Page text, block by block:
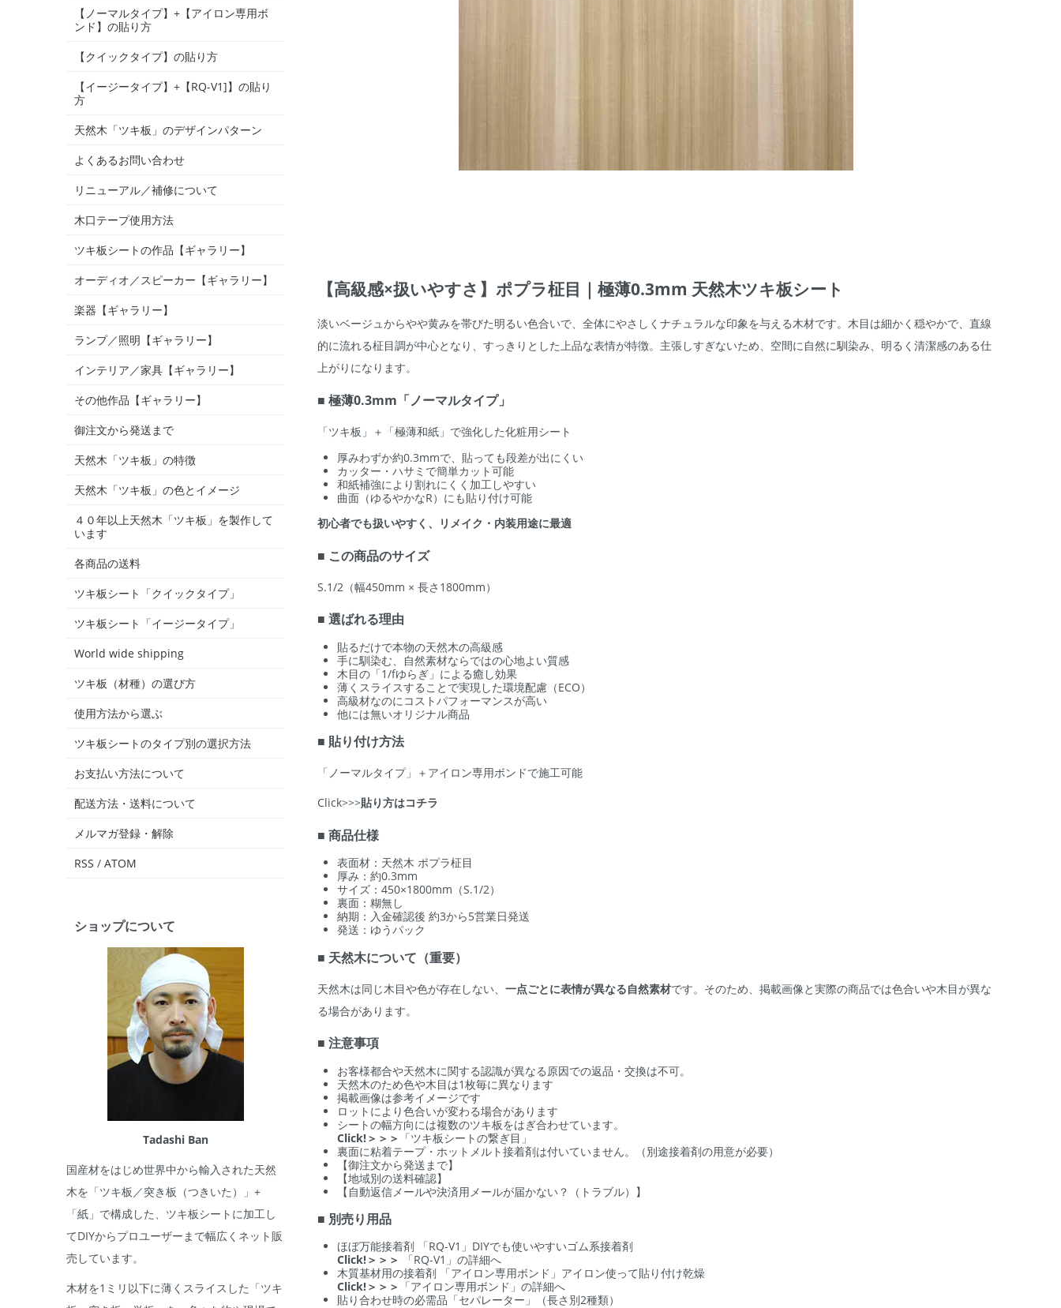
【高級感×扱いやすさ】ポプラ柾目｜極薄0.3mm 天然木ツキ板シート
淡いベージュからやや黄みを帯びた明るい色合いで、全体にやさしくナチュラルな印象を与える木材です。木目は細かく穏やかで、直線
的に流れる柾目調が中心となり、すっきりとした上品な表情が特徴。主張しすぎないため、空間に自然に馴染み、明るく清潔感のある仕
上がりになります。
■ 極薄0.3mm「ノーマルタイプ」
「ツキ板」＋「極薄和紙」で強化した化粧用シート
厚みわずか約0.3mmで、貼っても段差が出にくい
カッター・ハサミで簡単カット可能
和紙補強により割れにくく加工しやすい
曲面（ゆるやかなR）にも貼り付け可能
初心者でも扱いやすく、リメイク・内装用途に最適
■ この商品のサイズ
S.1/2（幅450mm × 長さ1800mm）
■ 選ばれる理由
貼るだけで本物の天然木の高級感
手に馴染む、自然素材ならではの心地よい質感
木目の「1/fゆらぎ」による癒し効果
薄くスライスすることで実現した環境配慮（ECO）
高級材なのにコストパフォーマンスが高い
他には無いオリジナル商品
■ 貼り付け方法
「ノーマルタイプ」＋アイロン専用ボンドで施工可能
Click>>>貼り方はコチラ
■ 商品仕様
表面材：天然木 ポプラ柾目
厚み：約0.3mm
サイズ：450×1800mm（S.1/2）
裏面：糊無し
納期：入金確認後 約3から5営業日発送
発送：ゆうパック
■ 天然木について（重要）
天然木は同じ木目や色が存在しない、 一点ごとに表情が異なる自然素材です。そのため、掲載画像と実際の商品では色合いや木目が異な
る場合があります。
■ 注意事項
お客様都合や天然木に関する認識が異なる原因での返品・交換は不可。
天然木のため色や木目は1枚毎に異なります
掲載画像は参考イメージです
ロットにより色合いが変わる場合があります
シートの幅方向には複数のツキ板をはぎ合わせています。
Click!＞＞＞ 「ツキ板シートの繋ぎ目」
裏面に粘着テープ・ホットメルト接着剤は付いていません。（別途接着剤の用意が必要）
【御注文から発送まで】
【地域別の送料確認】
【自動返信メールや決済用メールが届かない？（トラブル）】
■ 別売り用品
ほぼ万能接着剤 「RQ-V1」DIYでも使いやすいゴム系接着剤
Click!＞＞＞
「RQ-V1」の詳細へ
木質基材用の接着剤 「アイロン専用ボンド」アイロン使って貼り付け乾燥
Click!＞＞＞ 「アイロン専用ボンド」の詳細へ
貼り合わせ時の必需品「セパレーター」（長さ別2種類）
【ノーマルタイプ】+【アイロン専用ボ
ンド】の貼り方
【クイックタイプ】の貼り方
【イージータイプ】+【RQ-V1]】の貼り
方
天然木「ツキ板」のデザインパターン
よくあるお問い合わせ
リニューアル／補修について
木口テープ使用方法
ツキ板シートの作品【ギャラリー】
オーディオ／スピーカー【ギャラリー】
楽器【ギャラリー】
ランプ／照明【ギャラリー】
インテリア／家具【ギャラリー】
その他作品【ギャラリー】
御注文から発送まで
天然木「ツキ板」の特徴
天然木「ツキ板」の色とイメージ
４０年以上天然木「ツキ板」を製作して
います
各商品の送料
ツキ板シート「クイックタイプ」
ツキ板シート「イージータイプ」
World wide shipping
ツキ板（材種）の選び方
使用方法から選ぶ
ツキ板シートのタイプ別の選択方法
お支払い方法について
配送方法・送料について
メルマガ登録・解除
RSS / ATOM
ショップについて
Tadashi Ban
国産材をはじめ世界中から輸入された天然
木を「ツキ板／突き板（つきいた）」+
「紙」で構成した、ツキ板シートに加工し
てDIYからプロユーザーまで幅広くネット販
売しています。
木材を1ミリ以下に薄くスライスした「ツキ